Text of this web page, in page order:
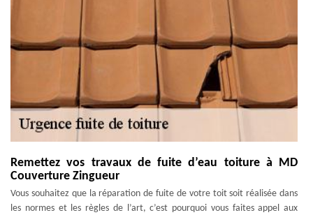
Remettez vos travaux de fuite d’eau toiture à MD
Couverture Zingueur
Vous souhaitez que la réparation de fuite de votre toit soit réalisée dans
les normes et les règles de l’art, c’est pourquoi vous faites appel aux